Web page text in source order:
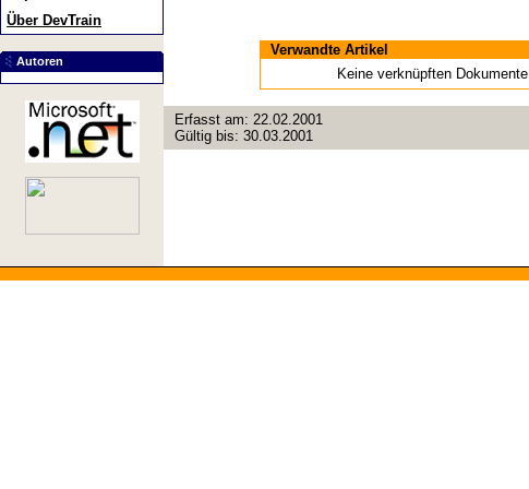
Über DevTrain
Autoren
Verwandte Artikel
Keine verknüpften Dokumente
Erfasst am: 22.02.2001
Gültig bis: 30.03.2001